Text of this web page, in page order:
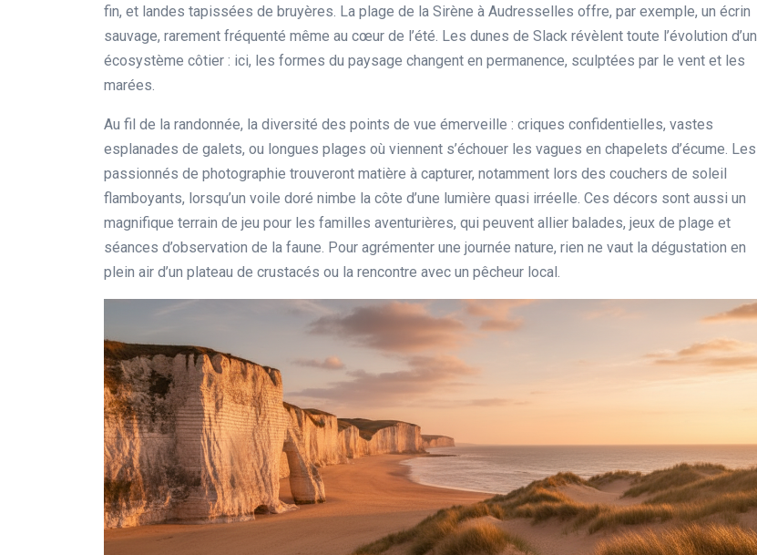
fin, et landes tapissées de bruyères. La plage de la Sirène à Audresselles offre, par exemple, un écrin
sauvage, rarement fréquenté même au cœur de l’été. Les dunes de Slack révèlent toute l’évolution d’un
écosystème côtier : ici, les formes du paysage changent en permanence, sculptées par le vent et les
marées.
Au fil de la randonnée, la diversité des points de vue émerveille : criques confidentielles, vastes
esplanades de galets, ou longues plages où viennent s’échouer les vagues en chapelets d’écume. Les
passionnés de photographie trouveront matière à capturer, notamment lors des couchers de soleil
flamboyants, lorsqu’un voile doré nimbe la côte d’une lumière quasi irréelle. Ces décors sont aussi un
magnifique terrain de jeu pour les familles aventurières, qui peuvent allier balades, jeux de plage et
séances d’observation de la faune. Pour agrémenter une journée nature, rien ne vaut la dégustation en
plein air d’un plateau de crustacés ou la rencontre avec un pêcheur local.